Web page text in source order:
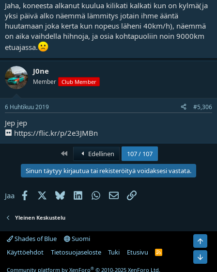
Jaha, koneesta alkanut kuulua kilikati kalkati kun on kylmä(ja
yksi päivä alko näemmä lämmitys jotain ihme ääntä
huutamaan joka kerta kun nopeus läheni 40km/h), näemmä
on aika vaihdella hihnoja, ja osia kohtapuoliin noin 9000km
etuajassa.
J0ne
Member Club Member
6 Huhtikuu 2019 #5,306
Jep jep
https://flic.kr/p/2e3JMBn
Ensimmäinen
Edellinen
107 / 107
Sinun täytyy kirjautua tai rekisteröityä voidaksesi vastata.
Jaa Facebook BlueskyLinkedInWhatsAppSähköposti
Linkki
Yleinen Keskustelu
Shades of Blue
Suomi
Käyttöehdot
Tietosuojaseloste Tuki Etusivu
R
Community platform by XenForo® © 2010-2025 XenForo Ltd.